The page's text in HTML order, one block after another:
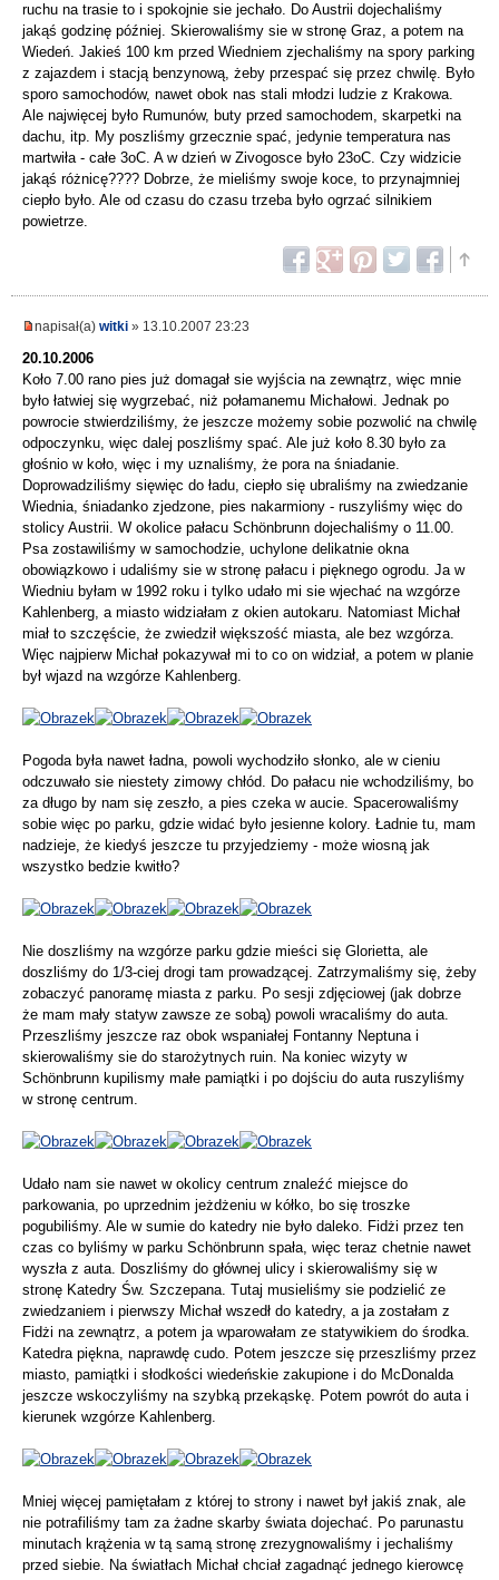
ruchu na trasie to i spokojnie sie jechało. Do Austrii dojechaliśmy
jakąś godzinę później. Skierowaliśmy sie w stronę Graz, a potem na
Wiedeń. Jakieś 100 km przed Wiedniem zjechaliśmy na spory parking
z zajazdem i stacją benzynową, żeby przespać się przez chwilę. Było
sporo samochodów, nawet obok nas stali młodzi ludzie z Krakowa.
Ale najwięcej było Rumunów, buty przed samochodem, skarpetki na
dachu, itp. My poszliśmy grzecznie spać, jedynie temperatura nas
martwiła - całe 3oC. A w dzień w Zivogosce było 23oC. Czy widzicie
jakąś różnicę???? Dobrze, że mieliśmy swoje koce, to przynajmniej
ciepło było. Ale od czasu do czasu trzeba było ogrzać silnikiem
powietrze.
napisał(a) witki » 13.10.2007 23:23
20.10.2006
Koło 7.00 rano pies już domagał sie wyjścia na zewnątrz, więc mnie
było łatwiej się wygrzebać, niż połamanemu Michałowi. Jednak po
powrocie stwierdziliśmy, że jeszcze możemy sobie pozwolić na chwilę
odpoczynku, więc dalej poszliśmy spać. Ale już koło 8.30 było za
głośnio w koło, więc i my uznaliśmy, że pora na śniadanie.
Doprowadziliśmy sięwięc do ładu, ciepło się ubraliśmy na zwiedzanie
Wiednia, śniadanko zjedzone, pies nakarmiony - ruszyliśmy więc do
stolicy Austrii. W okolice pałacu Schönbrunn dojechaliśmy o 11.00.
Psa zostawiliśmy w samochodzie, uchylone delikatnie okna
obowiązkowo i udaliśmy sie w stronę pałacu i pięknego ogrodu. Ja w
Wiedniu byłam w 1992 roku i tylko udało mi sie wjechać na wzgórze
Kahlenberg, a miasto widziałam z okien autokaru. Natomiast Michał
miał to szczęście, że zwiedził większość miasta, ale bez wzgórza.
Więc najpierw Michał pokazywał mi to co on widział, a potem w planie
był wjazd na wzgórze Kahlenberg.
Pogoda była nawet ładna, powoli wychodziło słonko, ale w cieniu
odczuwało sie niestety zimowy chłód. Do pałacu nie wchodziliśmy, bo
za długo by nam się zeszło, a pies czeka w aucie. Spacerowaliśmy
sobie więc po parku, gdzie widać było jesienne kolory. Ładnie tu, mam
nadzieje, że kiedyś jeszcze tu przyjedziemy - może wiosną jak
wszystko bedzie kwitło?
Nie doszliśmy na wzgórze parku gdzie mieści się Glorietta, ale
doszliśmy do 1/3-ciej drogi tam prowadzącej. Zatrzymaliśmy się, żeby
zobaczyć panoramę miasta z parku. Po sesji zdjęciowej (jak dobrze
że mam mały statyw zawsze ze sobą) powoli wracaliśmy do auta.
Przeszliśmy jeszcze raz obok wspaniałej Fontanny Neptuna i
skierowaliśmy sie do starożytnych ruin. Na koniec wizyty w
Schönbrunn kupilismy małe pamiątki i po dojściu do auta ruszyliśmy
w stronę centrum.
Udało nam sie nawet w okolicy centrum znaleźć miejsce do
parkowania, po uprzednim jeżdżeniu w kółko, bo się troszke
pogubiliśmy. Ale w sumie do katedry nie było daleko. Fidżi przez ten
czas co byliśmy w parku Schönbrunn spała, więc teraz chetnie nawet
wyszła z auta. Doszliśmy do głównej ulicy i skierowaliśmy się w
stronę Katedry Św. Szczepana. Tutaj musieliśmy sie podzielić ze
zwiedzaniem i pierwszy Michał wszedł do katedry, a ja zostałam z
Fidżi na zewnątrz, a potem ja wparowałam ze statywikiem do środka.
Katedra piękna, naprawdę cudo. Potem jeszcze się przeszliśmy przez
miasto, pamiątki i słodkości wiedeńskie zakupione i do McDonalda
jeszcze wskoczyliśmy na szybką przekąskę. Potem powrót do auta i
kierunek wzgórze Kahlenberg.
Mniej więcej pamiętałam z której to strony i nawet był jakiś znak, ale
nie potrafiliśmy tam za żadne skarby świata dojechać. Po parunastu
minutach krążenia w tą samą stronę zrezygnowaliśmy i jechaliśmy
przed siebie. Na światłach Michał chciał zagadnąć jednego kierowcę